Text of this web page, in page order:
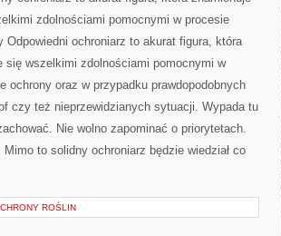
STANIE
SIĘ
PROBLEMEM
zdolnościami pomocnymi w procesie
Odpowiedni ochroniarz to akurat figura, która
się wszelkimi zdolnościami pomocnymi w
ochrony oraz w przypadku prawdopodobnych
czy też nieprzewidzianych sytuacji. Wypada tu
Nie wolno zapominać o priorytetach.
to solidny ochroniarz będzie wiedział co
ROŚLIN